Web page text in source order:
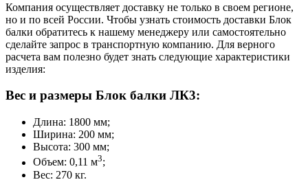
Компания осуществляет доставку не только в своем регионе,
но и по всей России. Чтобы узнать стоимость доставки Блок
балки обратитесь к нашему менеджеру или самостоятельно
сделайте запрос в транспортную компанию. Для верного
расчета вам полезно будет знать следующие характеристики
изделия:
Вес и размеры Блок балки ЛК3:
Длина: 1800 мм;
Ширина: 200 мм;
Высота: 300 мм;
Объем: 0,11 м3;
Вес: 270 кг.